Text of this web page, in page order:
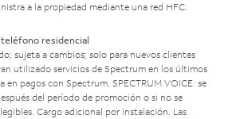
a la propiedad mediante una red HFC.
residencial
sujeta a cambios; solo para nuevos clientes
utilizado servicios de Spectrum en los últimos
en pagos con Spectrum. SPECTRUM VOICE: se
del período de promoción o si no se
Cargo adicional por instalación. Las